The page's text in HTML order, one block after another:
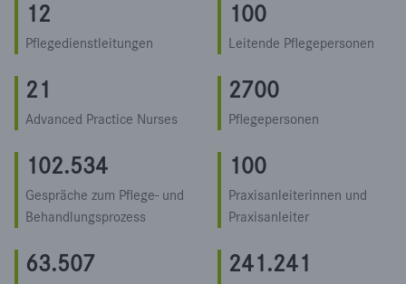
12
Pflegedienstleitungen
100
Leitende Pflegepersonen
21
Advanced Practice Nurses
2700
Pflegepersonen
102.534
Gespräche zum Pflege- und
Behandlungsprozess
100
Praxisanleiterinnen und
Praxisanleiter
63.507 241.241